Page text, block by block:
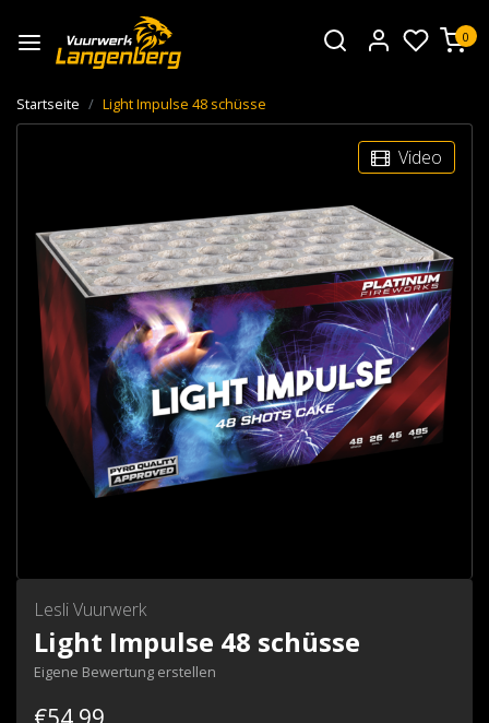
0
Startseite Light Impulse 48 schüsse
Video
Lesli Vuurwerk
Light Impulse 48 schüsse
Eigene Bewertung erstellen